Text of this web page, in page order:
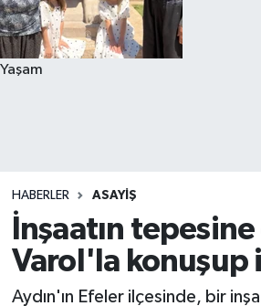
Yaşam
HABERLER ASAYIŞ
İnşaatın tepesine
Varol'la konuşup
Aydın'ın Efeler ilçesinde, bir